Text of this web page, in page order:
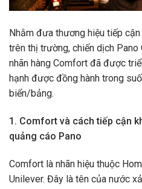
Nhằm đưa thương hiệu tiếp
trên thị trường, chiến dịch
nhãn hàng Comfort đã được
hạnh được đồng hành trong
biển/bảng.
1. Comfort và cách tiếp cận
quảng cáo Pano
Comfort là nhãn hiệu thuộc
Unilever. Đây là tên của nước